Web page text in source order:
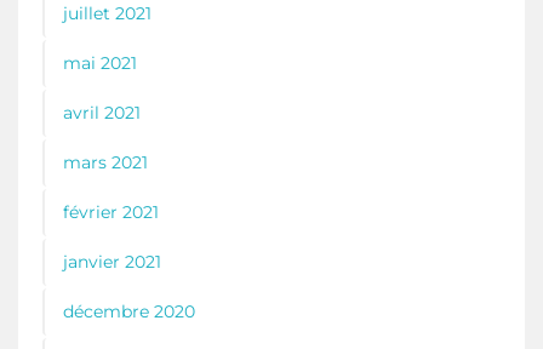
juillet 2021
mai 2021
avril 2021
mars 2021
février 2021
janvier 2021
décembre 2020